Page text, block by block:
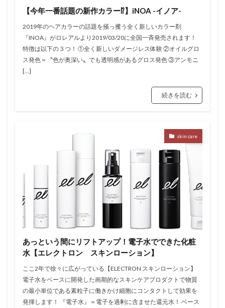
【今年一番話題の新作カラー⁉︎】iNOA -イノア-
2019年のヘアカラーの話題を掻っ攫う全く新しいカラー剤
『INOA』がロレアルより2019/03/20に全国一斉発売されます！
特徴は以下の３つ！ ①全く新しいダメージレス体験 ②オイルグロ
ス発色＝〝色が奥深い〟でも透明感があるグロス発色 ③アンモニ
[…]
続きを読む
skin care
あっという間にリフトアップ！電子水でできた化粧
水【エレクトロン スキンローション】
ここ2年で徐々に広がっている【ELECTRON スキンローション】
電子水をベースに開発した画期的なスキンケアプロダクトで物質
の最小単位である素粒子に働きかけ細胞にコンタクトして効果を
発揮します！ 『電子水』＝電子を過剰に含ませた還元水！ ベース